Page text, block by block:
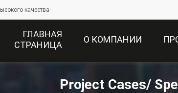
качества
ГЛАВНАЯ
СТРАНИЦА
О КОМПАНИИ
Project Cases/